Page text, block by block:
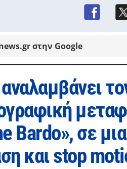
στην Google
Bardo», σε
και stop